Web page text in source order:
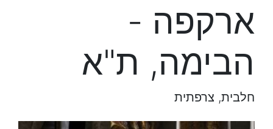
ארקפה -
הבימה, ת"א
חלבית, צרפתית